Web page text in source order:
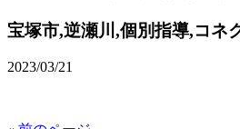
宝塚市,逆瀬川,個別指導,コネ
2023/03/21